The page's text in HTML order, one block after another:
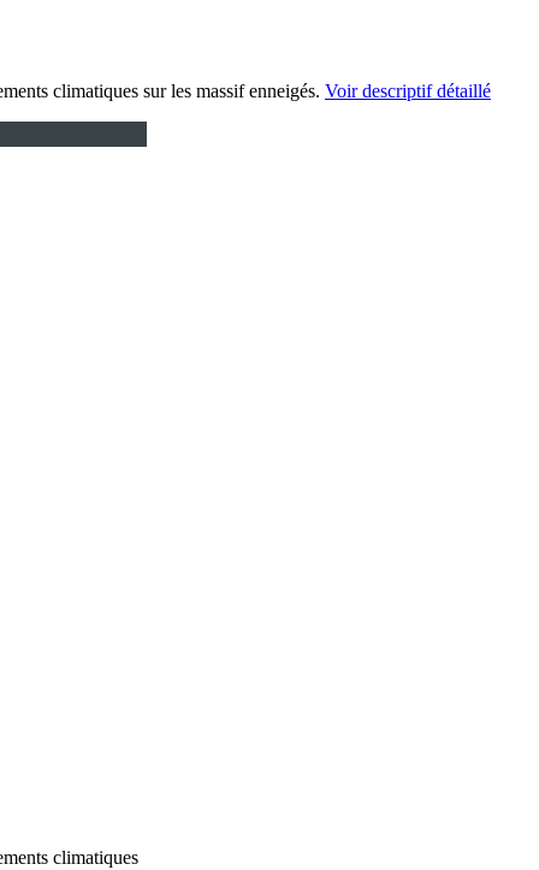
climatiques sur les massif enneigés. Voir descriptif détaillé
climatiques